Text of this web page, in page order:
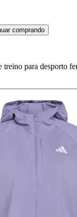
comprando
treino para desporto